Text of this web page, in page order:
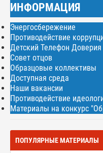
ИНФОРМАЦИЯ
Энергосбережение
Противодействие
Детский Телефон Доверия
Совет отцов
Образцовые коллективы
Доступная среда
Наши вакансии
Противодействие
Материалы на конкурс
ПОПУЛЯРНЫЕ МАТЕРИАЛЫ